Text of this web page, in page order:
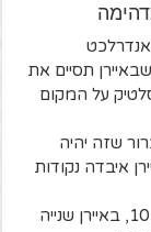
תסיים את
תילחם בסלטיק על המקום
שזה יהיה
איבדה נקודות
בית א' הסתיים צמוד מאוד כשליון ראשונה עם 10, באיירן שנייה